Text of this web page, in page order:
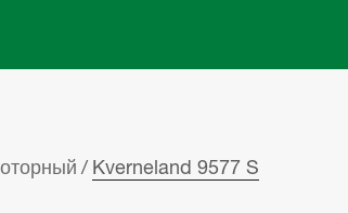
Kverneland 9577 S